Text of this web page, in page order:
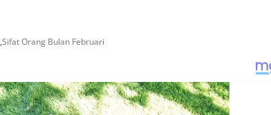
,Sifat Orang Bulan Februari